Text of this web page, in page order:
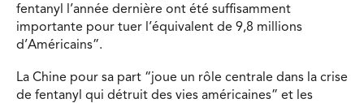
fentanyl l’année dernière ont été suffisamment
importante pour tuer l’équivalent de 9,8 millions
d’Américains”.
La Chine pour sa part “joue un rôle centrale dans la crise
de fentanyl qui détruit des vies américaines” et les